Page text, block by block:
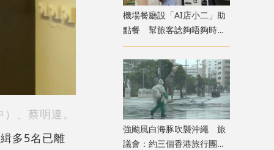
、蔡明達。
多5名已離
機場餐廳設「AI店小二」助
點餐 幫旅客諗夠唔夠時間
食完先上機
強颱風白海豚吹襲沖繩 旅
議會：約三個香港旅行團在